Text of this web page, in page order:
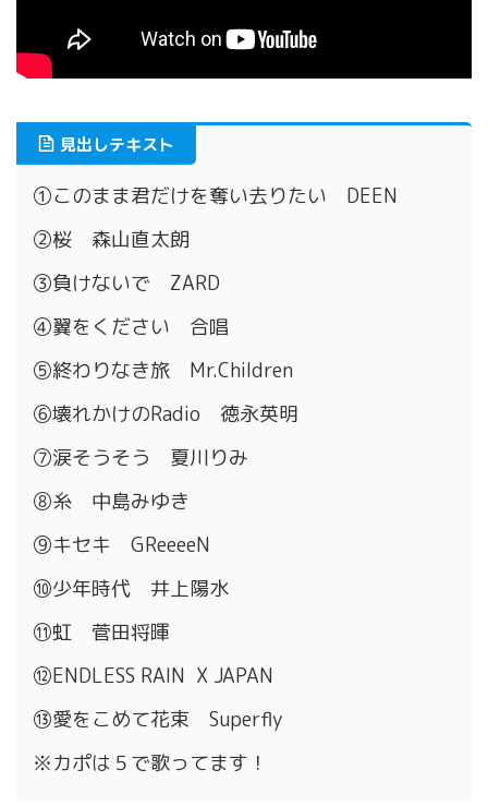
見出しテキスト
①このまま君だけを奪い去りたい DEEN
②桜 森山直太朗
③負けないで ZARD
④翼をください 合唱
⑤終わりなき旅 Mr.Children
⑥壊れかけのRadio 徳永英明
⑦涙そうそう 夏川りみ
⑧糸 中島みゆき
⑨キセキ GReeeeN
⑩少年時代 井上陽水
⑪虹 菅田将暉
⑫ENDLESS RAIN X JAPAN
⑬愛をこめて花束 Superfly
※カポは５で歌ってます！